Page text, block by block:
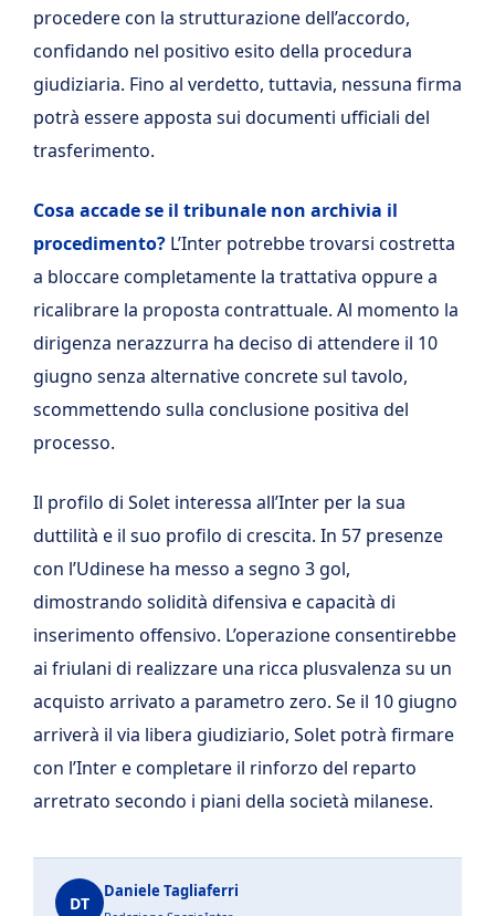
procedere con la strutturazione dell’accordo,
confidando nel positivo esito della procedura
giudiziaria. Fino al verdetto, tuttavia, nessuna firma
potrà essere apposta sui documenti ufficiali del
trasferimento.
Cosa accade se il tribunale non archivia il
procedimento? L’Inter potrebbe trovarsi costretta
a bloccare completamente la trattativa oppure a
ricalibrare la proposta contrattuale. Al momento la
dirigenza nerazzurra ha deciso di attendere il 10
giugno senza alternative concrete sul tavolo,
scommettendo sulla conclusione positiva del
processo.
Il profilo di Solet interessa all’Inter per la sua
duttilità e il suo profilo di crescita. In 57 presenze
con l’Udinese ha messo a segno 3 gol,
dimostrando solidità difensiva e capacità di
inserimento offensivo. L’operazione consentirebbe
ai friulani di realizzare una ricca plusvalenza su un
acquisto arrivato a parametro zero. Se il 10 giugno
arriverà il via libera giudiziario, Solet potrà firmare
con l’Inter e completare il rinforzo del reparto
arretrato secondo i piani della società milanese.
DT
Daniele Tagliaferri